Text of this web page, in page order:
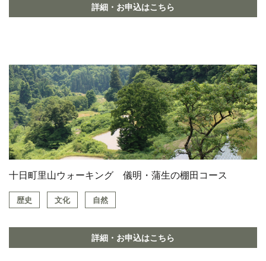
詳細・お申込はこちら
十日町里山ウォーキング 儀明・蒲生の棚田コース
歴史 文化 自然
詳細・お申込はこちら